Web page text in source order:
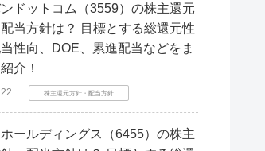
ドットコム（3559）の株主還元
当方針は？ 目標とする総還元性
性向、DOE、累進配当などをま
介！
株主還元方針・配当方針
ールディングス（6455）の株主